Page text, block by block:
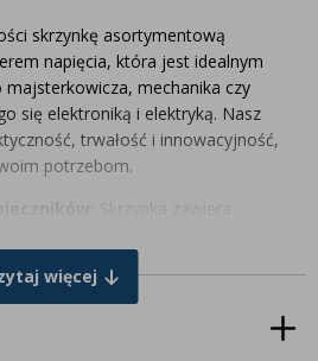
skrzynkę asortymentową
napięcia, która jest idealnym
mechanika czy
się elektroniką i elektryką. Nasz
trwałość i innowacyjność,
potrzebom.
Skrzynka zawiera
wykonana jest z wysokiej jakości
trwałość i odporność na uszkodzenia
więcej